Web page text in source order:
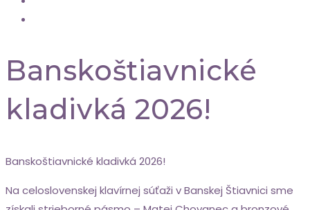
Banskoštiavnické
kladivká 2026!
Banskoštiavnické kladivká 2026!
Na celoslovenskej klavírnej súťaži v Banskej Štiavnici sme